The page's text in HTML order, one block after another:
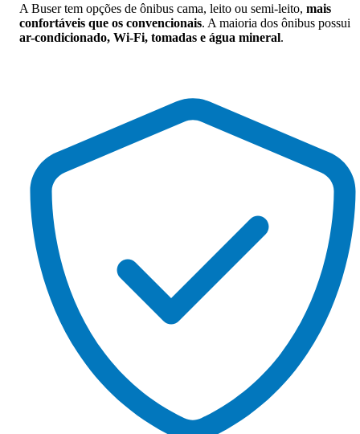
A Buser tem opções de ônibus cama, leito ou semi-leito, mais
confortáveis que os convencionais. A maioria dos ônibus possui
ar-condicionado, Wi-Fi, tomadas e água mineral.